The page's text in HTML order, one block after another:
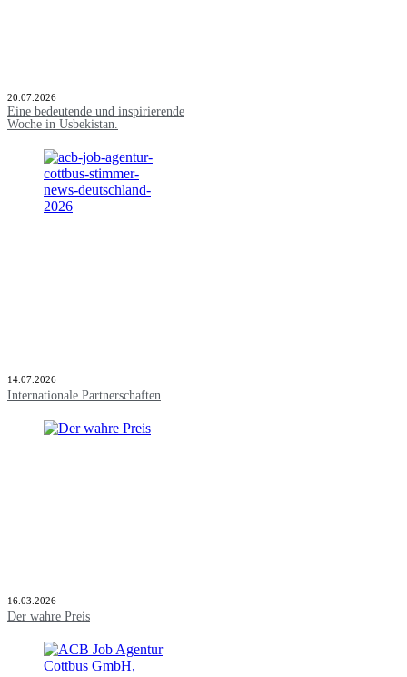
20.07.2026
Eine bedeutende und inspirierende
Woche in Usbekistan.
14.07.2026
Internationale Partnerschaften
16.03.2026
Der wahre Preis